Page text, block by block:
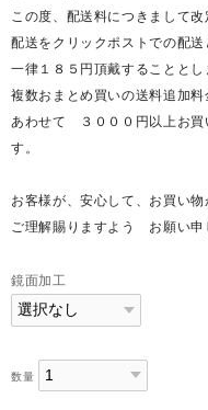
この度、配送料につきまして改
配送をクリックポストでの配送
一律１８５円頂戴することとし
複数おまとめ買いの送料追加料
あわせて ３０００円以上お買
す。
お客様が、安心して、お買い
ご理解賜りますよう お願い申
鏡面加工
数量